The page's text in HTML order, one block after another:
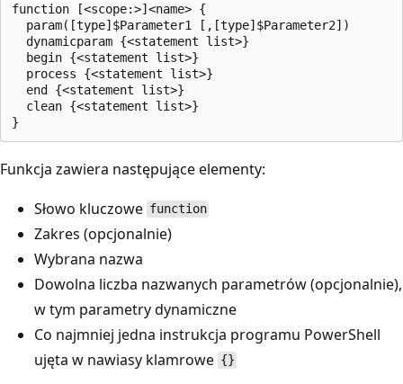
function [<scope:>]<name> {
  param([type]$Parameter1 [,[type]$Parameter2])
  dynamicparam {<statement list>}
  begin {<statement list>}
  process {<statement list>}
  end {<statement list>}
  clean {<statement list>}
Funkcja zawiera następujące elementy:
Słowo kluczowe function
Zakres (opcjonalnie)
Wybrana nazwa
Dowolna liczba nazwanych parametrów (opcjonalnie),
w tym parametry dynamiczne
Co najmniej jedna instrukcja programu PowerShell
ujęta w nawiasy klamrowe {}